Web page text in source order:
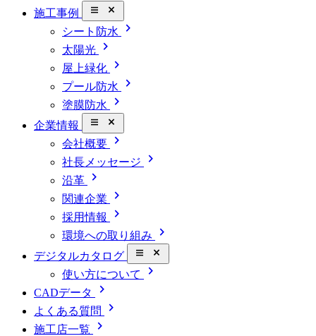
施工事例 close_small
シート防水 chevron_right
太陽光 chevron_right
屋上緑化 chevron_right
プール防水 chevron_right
塗膜防水 chevron_right
企業情報 close_small
会社概要 chevron_right
社長メッセージ chevron_right
沿革 chevron_right
関連企業 chevron_right
採用情報 chevron_right
環境への取り組み chevron_right
デジタルカタログ close_small
使い方について chevron_right
CADデータ chevron_right
よくある質問 chevron_right
施工店一覧
chevron_right